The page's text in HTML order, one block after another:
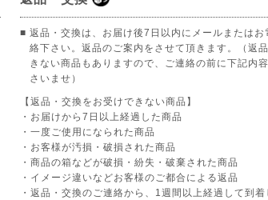
■ 返品・交換は、お届け後7日以内にメールまたはお
絡下さい。返品のご案内をさせて頂きます。（返
きない商品もありますので、ご連絡の前に下記内
さいませ）
【返品・交換をお受けできない商品】
・お届けから7日以上経過した商品
・一度ご使用になられた商品
・お客様が汚損・破損された商品
・商品の箱などが破損・紛失・破棄された商品
・イメージ違いなどお客様のご都合による返品
・返品・交換のご連絡から、1週間以上経過して到着